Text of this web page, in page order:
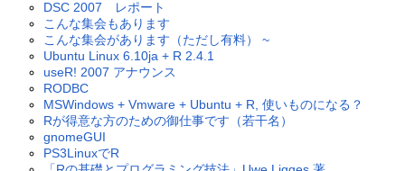
DSC 2007 レポート
こんな集会もあります
こんな集会があります（ただし有料） ~
Ubuntu Linux 6.10ja + R 2.4.1
useR! 2007 アナウンス
RODBC
MSWindows + Vmware + Ubuntu + R, 使いものになる？
Rが得意な方のための御仕事です（若干名）
gnomeGUI
PS3LinuxでR